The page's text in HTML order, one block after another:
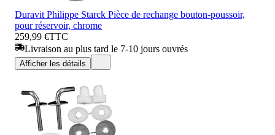
Duravit Philippe Starck Pièce de rechange bouton-poussoir,
pour réservoir, chrome
259,99 €TTC
Livraison au plus tard le 7-10 jours ouvrés
Afficher les détails